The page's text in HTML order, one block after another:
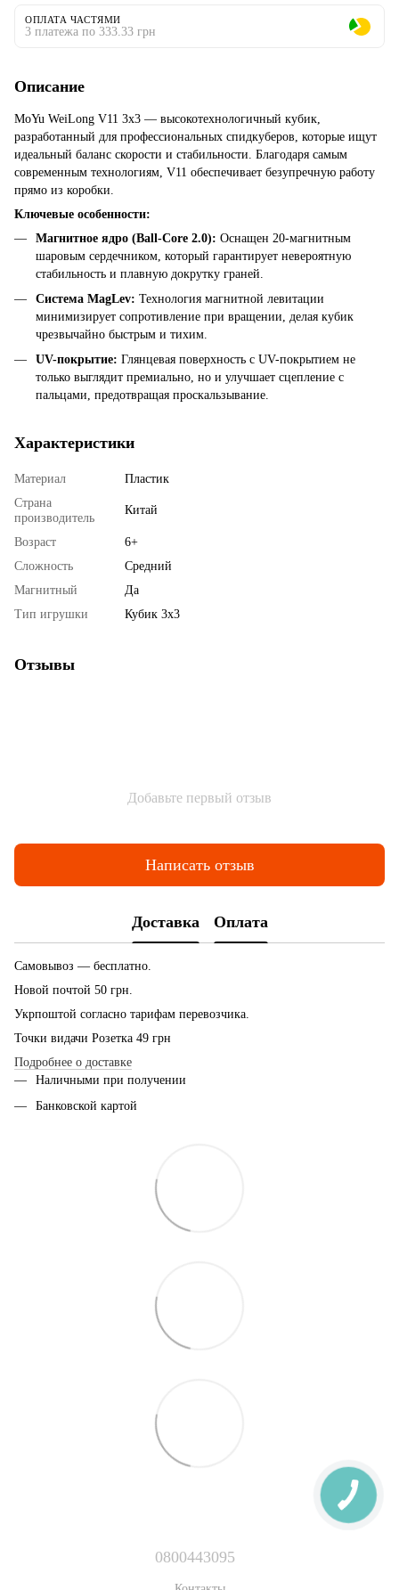
ОПЛАТА ЧАСТЯМИ
3 платежа по 333.33 грн
Описание
MoYu WeiLong V11 3x3 — высокотехнологичный кубик,
разработанный для профессиональных спидкуберов, которые ищут
идеальный баланс скорости и стабильности. Благодаря самым
современным технологиям, V11 обеспечивает безупречную работу
прямо из коробки.
Ключевые особенности:
Магнитное ядро (Ball-Core 2.0): Оснащен 20-магнитным
шаровым сердечником, который гарантирует невероятную
стабильность и плавную докрутку граней.
Система MagLev: Технология магнитной левитации
минимизирует сопротивление при вращении, делая кубик
чрезвычайно быстрым и тихим.
UV-покрытие: Глянцевая поверхность с UV-покрытием не
только выглядит премиально, но и улучшает сцепление с
пальцами, предотвращая проскальзывание.
Характеристики
Материал
Пластик
Страна
производитель
Китай
Возраст
6+
Сложность
Средний
Магнитный
Да
Тип игрушки
Кубик 3x3
Отзывы
Добавьте первый отзыв
Написать отзыв
Доставка Оплата
Самовывоз — бесплатно.
Новой почтой 50 грн.
Укрпоштой согласно тарифам перевозчика.
Точки видачи Розетка 49 грн
Подробнее о доставке
Наличными при получении
Банковской картой
0800443095